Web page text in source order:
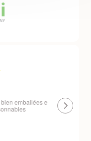
et
Un site que
réserve. La
livraison